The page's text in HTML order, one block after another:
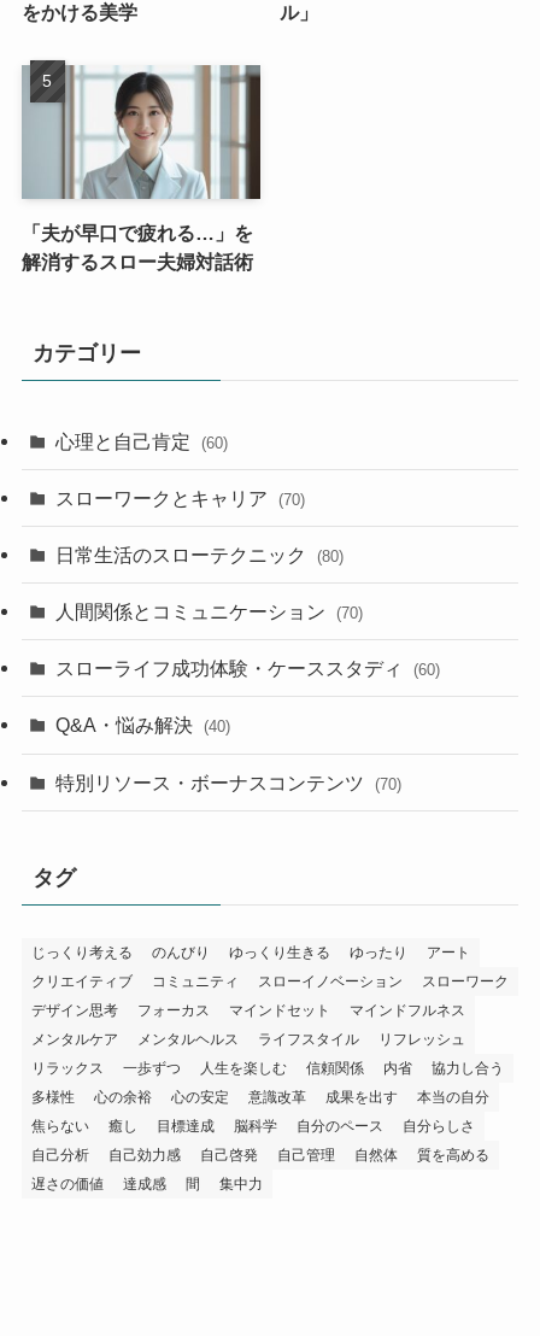
をかける美学
ル」
「夫が早口で疲れる…」を
解消するスロー夫婦対話術
カテゴリー
心理と自己肯定 (60)
スローワークとキャリア (70)
日常生活のスローテクニック (80)
人間関係とコミュニケーション (70)
スローライフ成功体験・ケーススタディ (60)
Q&A・悩み解決 (40)
特別リソース・ボーナスコンテンツ (70)
タグ
じっくり考える のんびり ゆっくり生きる ゆったり
アート
クリエイティブ
コミュニティ スローイノベーション
スローワーク
デザイン思考
フォーカス マインドセット
マインドフルネス
メンタルケア
メンタルヘルス ライフスタイル
リフレッシュ
リラックス
一歩ずつ 人生を楽しむ 信頼関係 内省
協力し合う
多様性
心の余裕 心の安定 意識改革 成果を出す
本当の自分
焦らない
癒し 目標達成 脳科学 自分のペース
自分らしさ
自己分析
自己効力感 自己啓発 自己管理 自然体
質を高める
遅さの価値
達成感 間 集中力